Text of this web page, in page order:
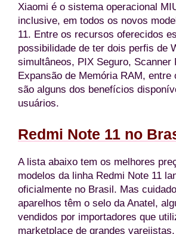
Xiaomi é o sistema operacional
inclusive, em todos os novos
11. Entre os recursos oferecidos
possibilidade de ter dois perfis de
simultâneos, PIX Seguro, Scanner
Expansão de Memória RAM, entre
são alguns dos benefícios
usuários.
Redmi Note 11 no
A lista abaixo tem os melhores
modelos da linha Redmi Note 11
oficialmente no Brasil. Mas
aparelhos têm o selo da Anatel,
vendidos por importadores que
marketplace de grandes varejistas.